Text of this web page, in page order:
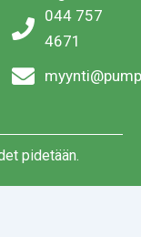
044 757
4671
pidetään.